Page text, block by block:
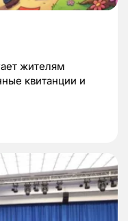
жителям
квитанции и